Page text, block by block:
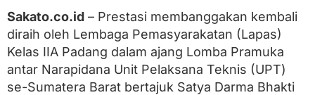
a
P
e
r
Sakato.co.id – Prestasi membanggakan kembali
diraih oleh Lembaga Pemasyarakatan (Lapas)
Kelas IIA Padang dalam ajang Lomba Pramuka
antar Narapidana Unit Pelaksana Teknis (UPT)
se-Sumatera Barat bertajuk Satya Darma Bhakti